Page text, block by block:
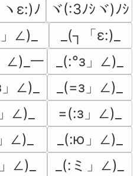
ε:)ﾉ
ヾ(:3ﾉｼヾ)ﾉｼ
」∠)_
_(┐「ε:)_
∠)_一
_(:°з」∠)_
」∠)_
_(=з」∠)_
∠)_
=(:з」∠)_
∠)_
_(:ю」∠)_
∠)_
_(:ミ」∠)_